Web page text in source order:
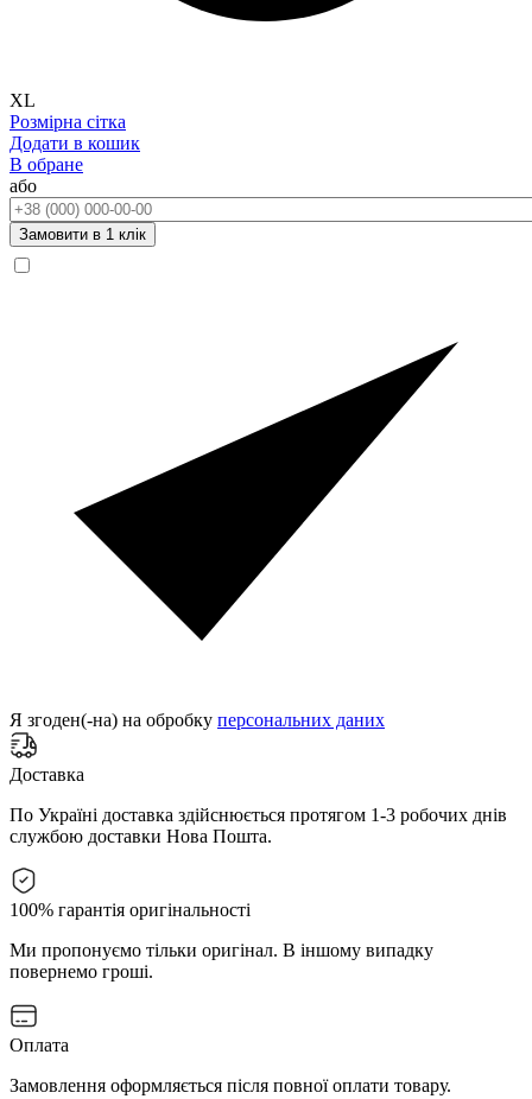
XL
Розмірна сітка
Додати в кошик
В обране
або
Телефон:
Замовити в 1 клік
Я згоден(-на) на обробку персональних даних
Доставка
По Україні доставка здійснюється протягом 1-3 робочих днів
службою доставки Нова Пошта.
100% гарантія оригінальності
Ми пропонуємо тільки оригінал. В іншому випадку
повернемо гроші.
Оплата
Замовлення оформляється після повної оплати товару.